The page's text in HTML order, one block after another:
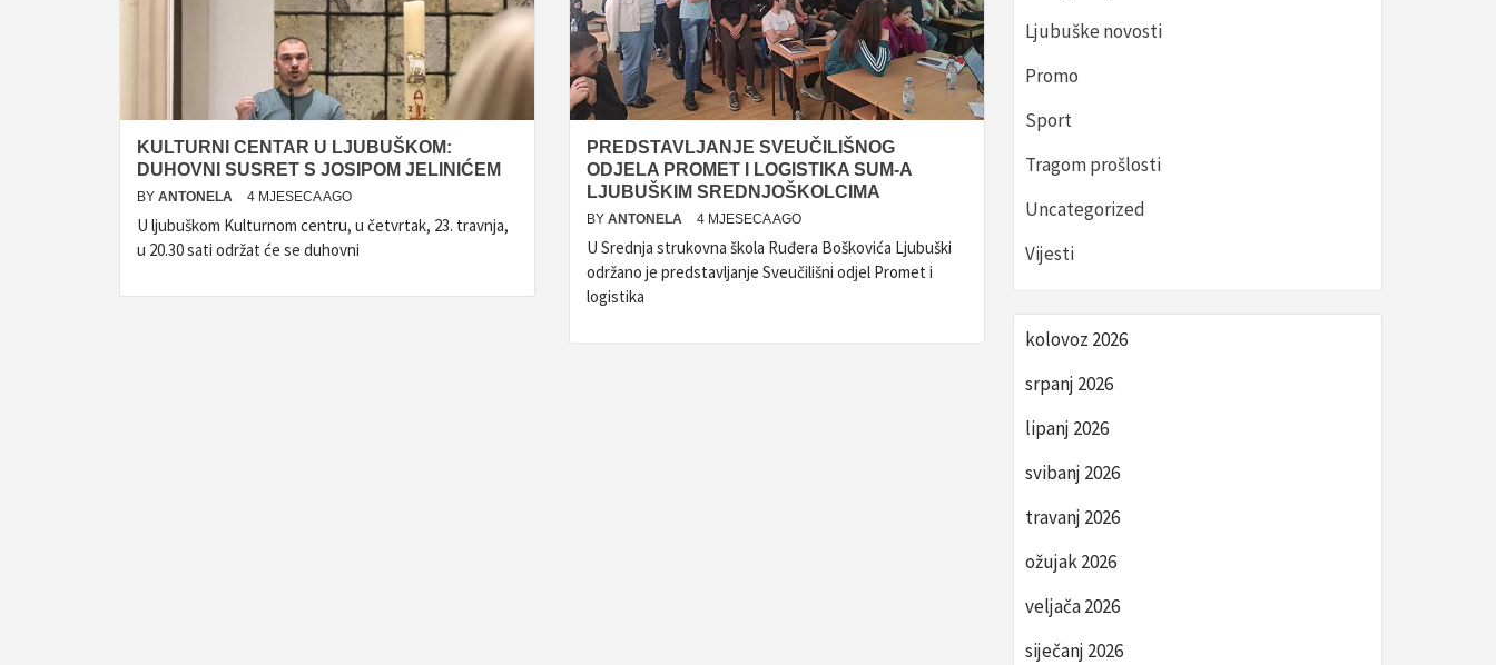
KULTURNI CENTAR U LJUBUŠKOM:
DUHOVNI SUSRET S JOSIPOM JELINIĆEM
BY ANTONELA 4 MJESECA AGO
U ljubuškom Kulturnom centru, u četvrtak, 23. travnja,
u 20.30 sati održat će se duhovni
PREDSTAVLJANJE SVEUČILIŠNOG
ODJELA PROMET I LOGISTIKA SUM-A
LJUBUŠKIM SREDNJOŠKOLCIMA
BY ANTONELA 4 MJESECA AGO
U Srednja strukovna škola Ruđera Boškovića Ljubuški
održano je predstavljanje Sveučilišni odjel Promet i
logistika
Ljubuške novosti
Promo
Sport
Tragom prošlosti
Uncategorized
Vijesti
kolovoz 2026
srpanj 2026
lipanj 2026
svibanj 2026
travanj 2026
ožujak 2026
veljača 2026
siječanj 2026